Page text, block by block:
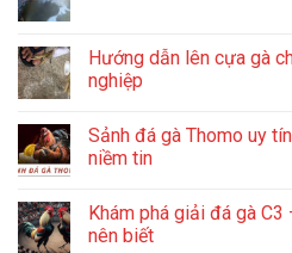
Hướng dẫn lên cựa gà
nghiệp
Sảnh đá gà Thomo uy
niềm tin
Khám phá giải đá gà
nên biết